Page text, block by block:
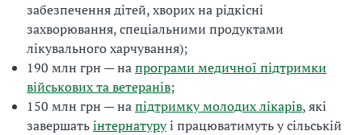
забезпечення дітей, хворих на рідкісні
захворювання, спеціальними продуктами
лікувального харчування);
190 млн грн — напрограми медичної підтримки
військових та ветеранів;
150 млн грн — напідтримку молодих лікарів, які
завершатьінтернатуруі працюватимуть у сільській